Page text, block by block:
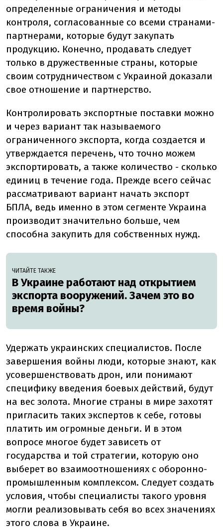
определенные ограничения и методы
контроля, согласованные со всеми странами-
партнерами, которые будут закупать
продукцию. Конечно, продавать следует
только в дружественные страны, которые
своим сотрудничеством с Украиной доказали
свое отношение и партнерство.
Контролировать экспортные поставки можно
и через вариант так называемого
ограниченного экспорта, когда создается и
утверждается перечень, что точно можем
экспортировать, а также количество - сколько
единиц в течение года. Прежде всего сейчас
рассматривают вариант начать экспорт
БПЛА, ведь именно в этом сегменте Украина
производит значительно больше, чем
способна закупить для собственных нужд.
ЧИТАЙТЕ ТАКЖЕ
В Украине работают над открытием
экспорта вооружений. Зачем это во
время войны?
Удержать украинских специалистов. После
завершения войны люди, которые знают, как
усовершенствовать дрон, или понимают
специфику введения боевых действий, будут
на вес золота. Многие страны в мире захотят
пригласить таких экспертов к себе, готовы
платить им огромные деньги. И в этом
вопросе многое будет зависеть от
государства и той стратегии, которую оно
выберет во взаимоотношениях с оборонно-
промышленным комплексом. Следует создать
условия, чтобы специалисты такого уровня
могли реализовывать себя во всех значениях
этого слова в Украине.